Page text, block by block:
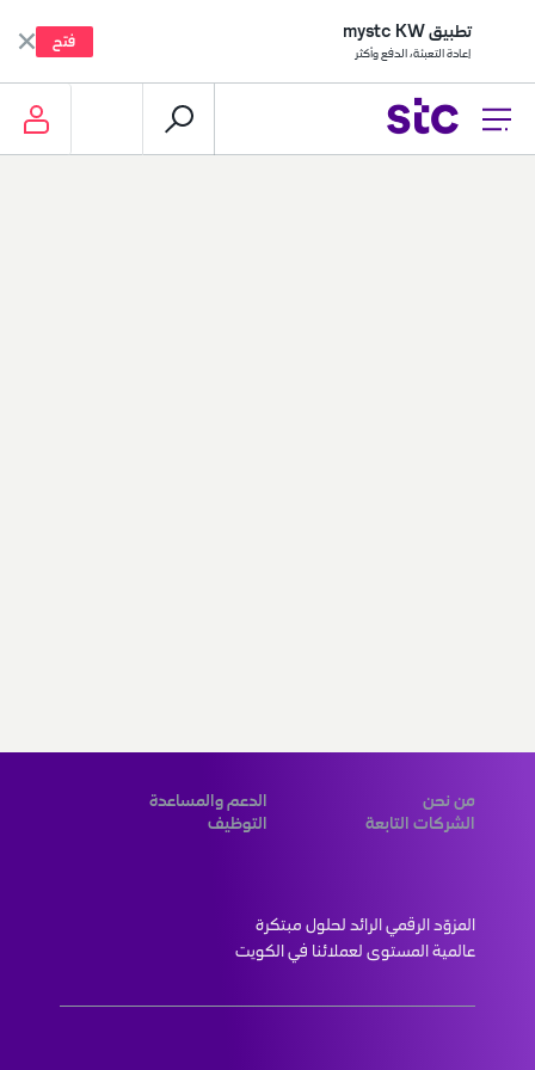
تطبيق mystc KW
إعادة التعبئة، الدفع وأكثر
فتح
من نحن
الدعم والمساعدة
الشركات التابعة
التوظيف
عالمية المستوى لعملائنا في الكويت